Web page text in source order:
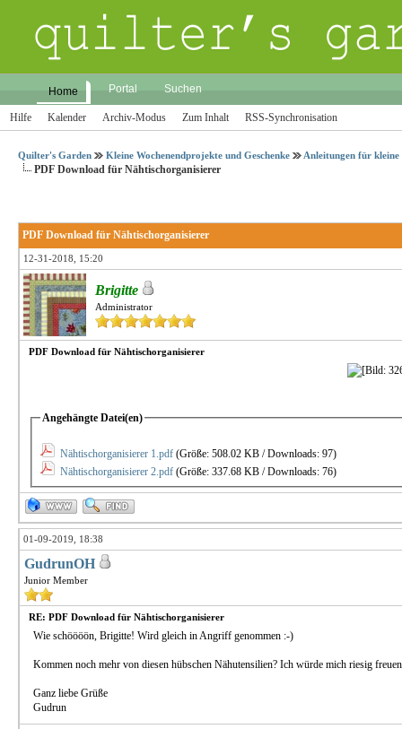
Home Portal Suchen
Hilfe Kalender Archiv-Modus Zum Inhalt RSS-Synchronisation
Quilter's Garden Kleine Wochenendprojekte und Geschenke Anleitungen für kleine
PDF Download für Nähtischorganisierer
PDF Download für Nähtischorganisierer
12-31-2018, 15:20
Brigitte
Administrator
PDF Download für Nähtischorganisierer
Angehängte Datei(en)
Nähtischorganisierer 1.pdf (Größe: 508.02 KB / Downloads: 97)
Nähtischorganisierer 2.pdf (Größe: 337.68 KB / Downloads: 76)
01-09-2019, 18:38
GudrunOH
Junior Member
RE: PDF Download für Nähtischorganisierer
Wie schöööön, Brigitte! Wird gleich in Angriff genommen :-)
Kommen noch mehr von diesen hübschen Nähutensilien? Ich würde mich riesig
Ganz liebe Grüße
Gudrun